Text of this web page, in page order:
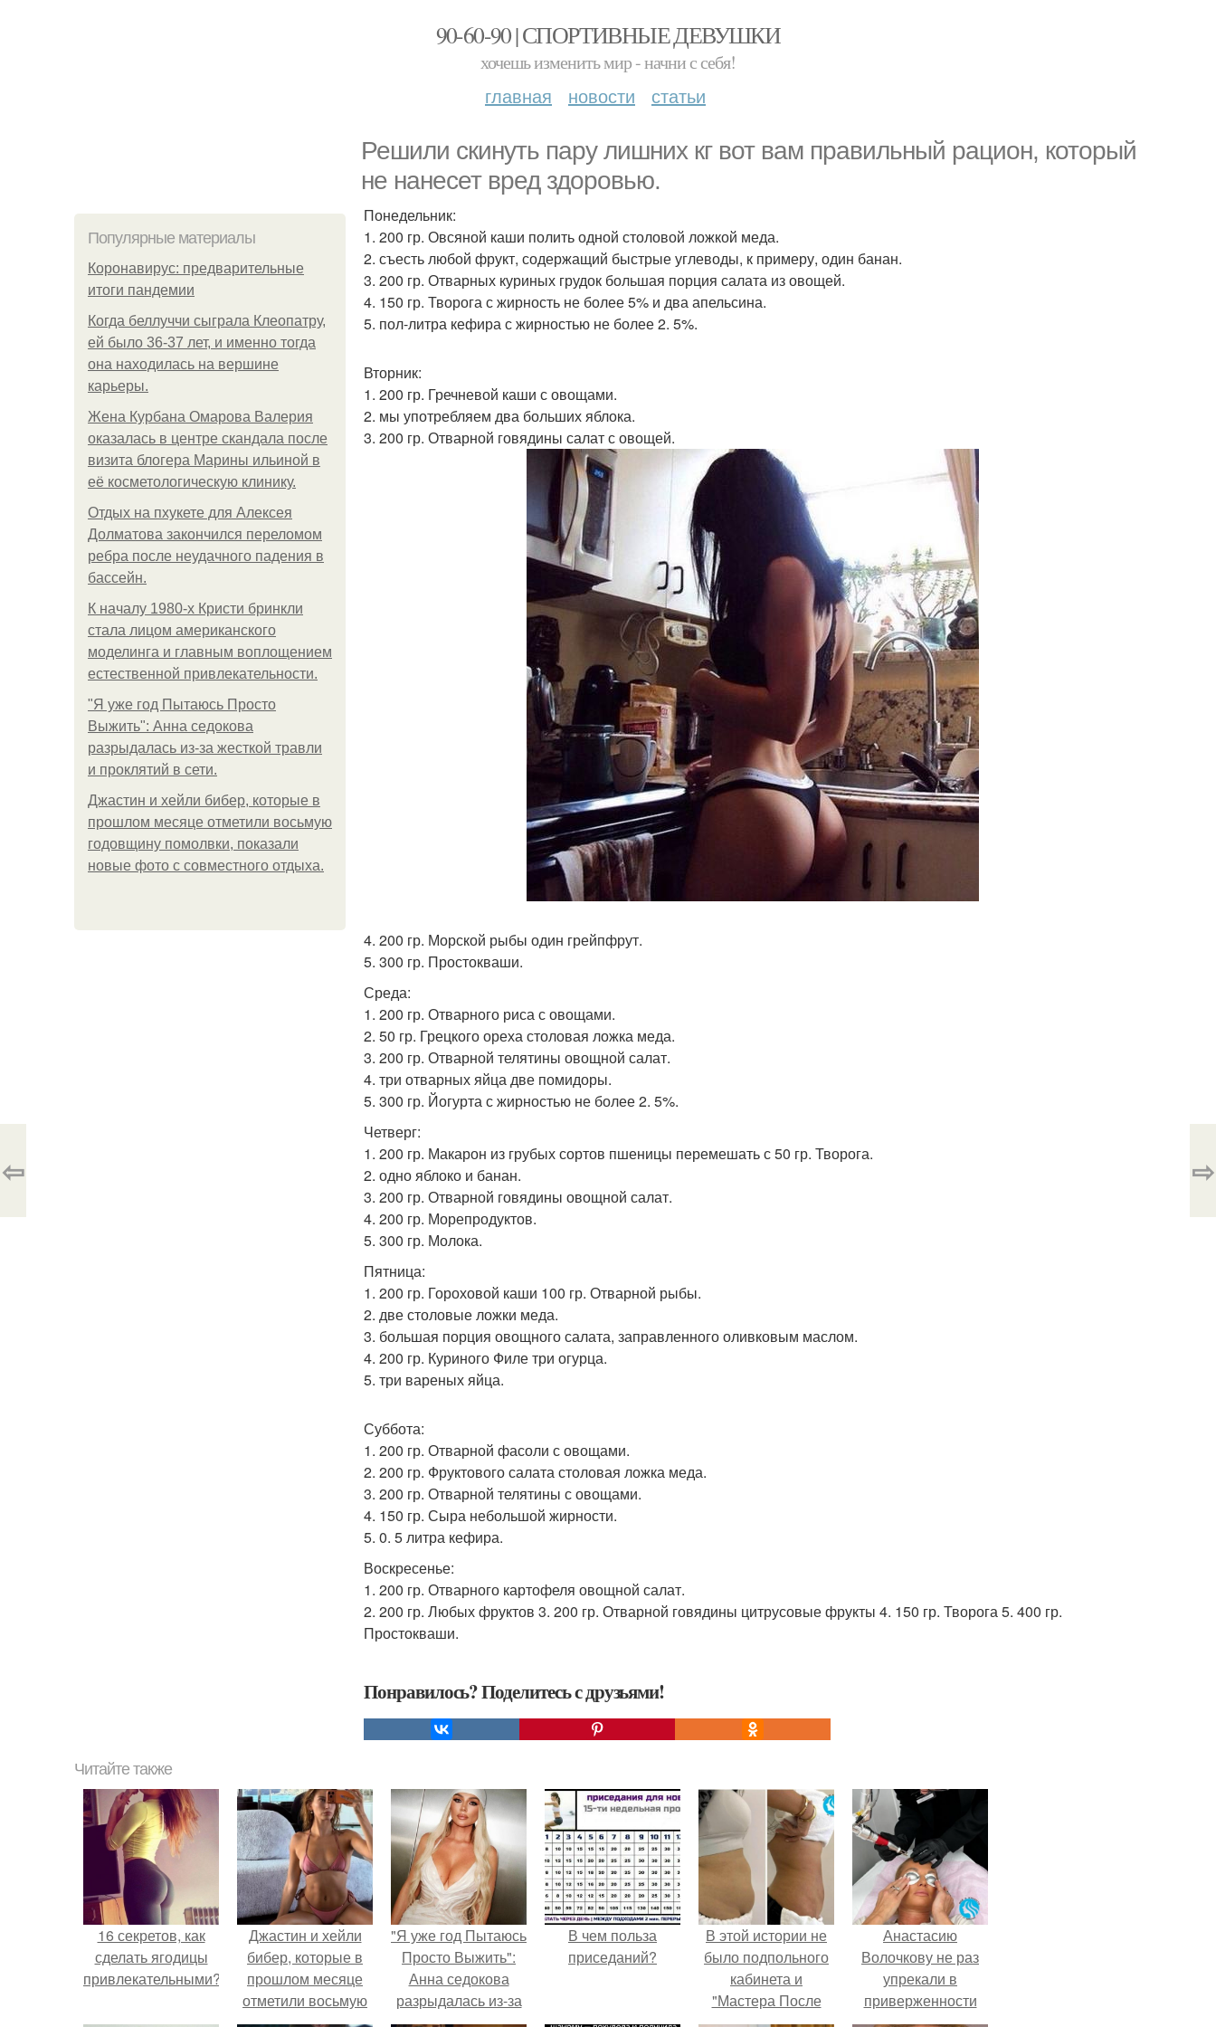
90-60-90 | СПОРТИВНЫЕ ДЕВУШКИ
хочешь изменить мир - начни с себя!
главная новости статьи
Решили скинуть пару лишних кг вот вам правильный рацион, который
не нанесет вред здоровью.
Популярные материалы
Коронавирус: предварительные
итоги пандемии
Когда беллуччи сыграла Клеопатру,
ей было 36-37 лет, и именно тогда
она находилась на вершине
карьеры.
Жена Курбана Омарова Валерия
оказалась в центре скандала после
визита блогера Марины ильиной в
её косметологическую клинику.
Отдых на пхукете для Алексея
Долматова закончился переломом
ребра после неудачного падения в
бассейн.
К началу 1980-х Кристи бринкли
стала лицом американского
моделинга и главным воплощением
естественной привлекательности.
"Я уже год Пытаюсь Просто
Выжить": Анна седокова
разрыдалась из-за жесткой травли
и проклятий в сети.
Джастин и хейли бибер, которые в
прошлом месяце отметили восьмую
годовщину помолвки, показали
новые фото с совместного отдыха.
Понедельник:
1. 200 гр. Овсяной каши полить одной столовой ложкой меда.
2. съесть любой фрукт, содержащий быстрые углеводы, к примеру, один банан.
3. 200 гр. Отварных куриных грудок большая порция салата из овощей.
4. 150 гр. Творога с жирность не более 5% и два апельсина.
5. пол-литра кефира с жирностью не более 2. 5%.
Вторник:
1. 200 гр. Гречневой каши с овощами.
2. мы употребляем два больших яблока.
3. 200 гр. Отварной говядины салат с овощей.
4. 200 гр. Морской рыбы один грейпфрут.
5. 300 гр. Простокваши.
Среда:
1. 200 гр. Отварного риса с овощами.
2. 50 гр. Грецкого ореха столовая ложка меда.
3. 200 гр. Отварной телятины овощной салат.
4. три отварных яйца две помидоры.
5. 300 гр. Йогурта с жирностью не более 2. 5%.
Четверг:
1. 200 гр. Макарон из грубых сортов пшеницы перемешать с 50 гр. Творога.
2. одно яблоко и банан.
3. 200 гр. Отварной говядины овощной салат.
4. 200 гр. Морепродуктов.
5. 300 гр. Молока.
Пятница:
1. 200 гр. Гороховой каши 100 гр. Отварной рыбы.
2. две столовые ложки меда.
3. большая порция овощного салата, заправленного оливковым маслом.
4. 200 гр. Куриного Филе три огурца.
5. три вареных яйца.
Суббота:
1. 200 гр. Отварной фасоли с овощами.
2. 200 гр. Фруктового салата столовая ложка меда.
3. 200 гр. Отварной телятины с овощами.
4. 150 гр. Сыра небольшой жирности.
5. 0. 5 литра кефира.
Воскресенье:
1. 200 гр. Отварного картофеля овощной салат.
2. 200 гр. Любых фруктов 3. 200 гр. Отварной говядины цитрусовые фрукты 4. 150 гр. Творога 5. 400 гр.
Простокваши.
Понравилось? Поделитесь с друзьями!
⇦ ⇨
Читайте также
16 секретов, как
сделать ягодицы
привлекательными?
Джастин и хейли
бибер, которые в
прошлом месяце
отметили восьмую
годовщину
"Я уже год Пытаюсь
Просто Выжить":
Анна седокова
разрыдалась из-за
жесткой травли и
В чем польза
приседаний?
В этой истории не
было подпольного
кабинета и
"Мастера После
Двухнедельных
Анастасию
Волочкову не раз
упрекали в
приверженности
устаревшим бьюти -